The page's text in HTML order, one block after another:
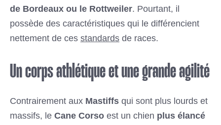
de Bordeaux ou le Rottweiler. Pourtant, il
possède des caractéristiques qui le différencient
nettement de ces standards de races.
Un corps athlétique et une grande agilité
Contrairement aux Mastiffs qui sont plus lourds et
massifs, le Cane Corso est un chien plus élancé